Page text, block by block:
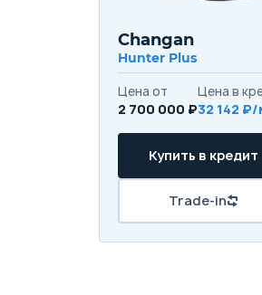
Changan
Hunter Plus
Цена от
2 700 000 ₽
Цена в
32 142
Купить в кредит
Trade-in